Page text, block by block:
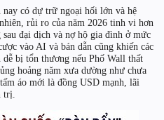
nay có dự trữ ngoại hối lớn và hệ
rủi ro của năm 2026 tinh vi hơn
đại dịch và nợ hộ gia đình ở mức
vào AI và bán dẫn cũng khiến các
bị tổn thương nếu Phố Wall thất
hoảng năm xưa dường như chưa
áo mới là đồng USD mạnh, lãi
trị.